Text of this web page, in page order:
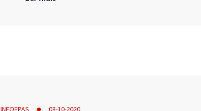
INFOFPAS 08-10-2020